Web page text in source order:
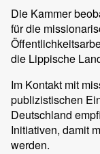
Die Kammer
für die
die Lippische
Im Kontakt mit
publizistischen
Deutschland
Initiativen, damit
werden.